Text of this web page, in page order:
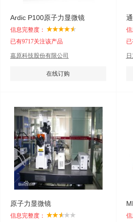
Ardic P100原子力显微镜
信息完整度：
已有9717关注该产品
嘉原科技股份有限公司
在线订购
信
原子力显微镜
信息完整度： 信